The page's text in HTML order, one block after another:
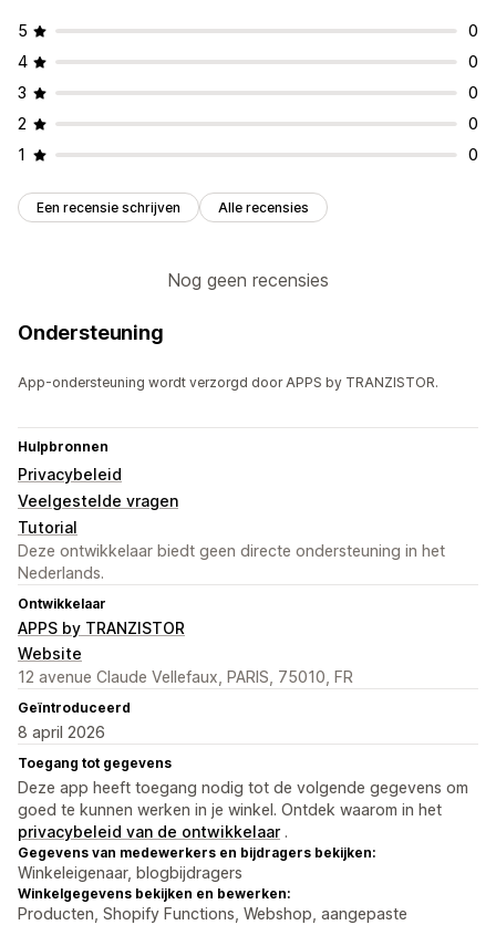
5
0
4
0
3
0
2
0
1
0
Een recensie schrijven Alle recensies
Nog geen recensies
Ondersteuning
App-ondersteuning wordt verzorgd door APPS by TRANZISTOR.
Hulpbronnen
Privacybeleid
Veelgestelde vragen
Tutorial
Deze ontwikkelaar biedt geen directe ondersteuning in het
Nederlands.
Ontwikkelaar
APPS by TRANZISTOR
Website
12 avenue Claude Vellefaux, PARIS, 75010, FR
Geïntroduceerd
8 april 2026
Toegang tot gegevens
Deze app heeft toegang nodig tot de volgende gegevens om
goed te kunnen werken in je winkel. Ontdek waarom in het
privacybeleid van de ontwikkelaar .
Gegevens van medewerkers en bijdragers bekijken:
Winkeleigenaar, blogbijdragers
Winkelgegevens bekijken en bewerken:
Producten, Shopify Functions, Webshop, aangepaste